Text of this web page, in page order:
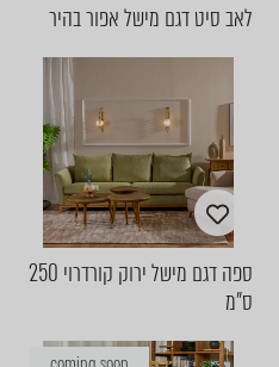
לאב סיט דגם מישל אפור בהיר
ספה דגם מישל ירוק קורדרוי 250
ס"מ